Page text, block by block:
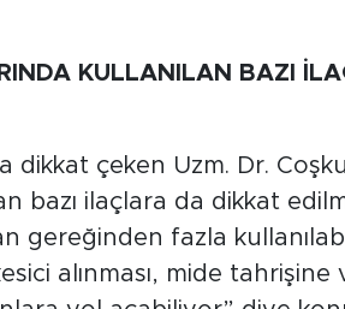
KULLANILAN BAZI
dikkat çeken Uzm. Dr.
bazı ilaçlara da dikkat
gereğinden fazla
alınması, mide